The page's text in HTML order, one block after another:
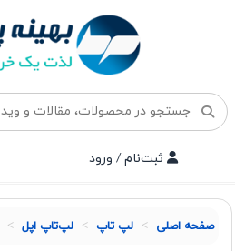
ثبت‌نام / ورود
صفحه اصلی لپ تاپ لپ‌تاپ اپل